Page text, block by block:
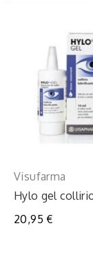
Visufarma
Hylo gel
20,95 €